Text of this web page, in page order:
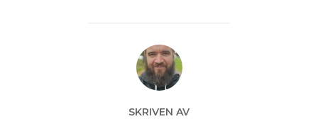
INLÄGGSFÖRFATTARE
SKRIVEN AV